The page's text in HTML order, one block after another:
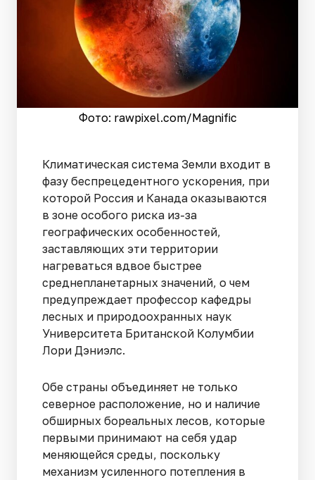
Фото: rawpixel.сom/Magnific
Климатическая система Земли входит в
фазу беспрецедентного ускорения, при
которой Россия и Канада оказываются
в зоне особого риска из-за
географических особенностей,
заставляющих эти территории
нагреваться вдвое быстрее
среднепланетарных значений, о чем
предупреждает профессор кафедры
лесных и природоохранных наук
Университета Британской Колумбии
Лори Дэниэлс.
Обе страны объединяет не только
северное расположение, но и наличие
обширных бореальных лесов, которые
первыми принимают на себя удар
меняющейся среды, поскольку
механизм усиленного потепления в